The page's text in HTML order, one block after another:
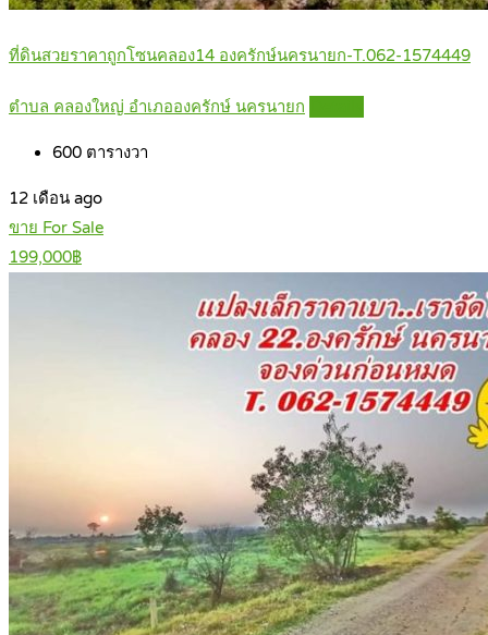
ที่ดินสวยราคาถูกโซนคลอง14 องครักษ์นครนายก-T.062-1574449
ตำบล คลองใหญ่ อำเภอองครักษ์ นครนายก
600 ตารางวา
12 เดือน ago
ขาย For Sale
199,000฿